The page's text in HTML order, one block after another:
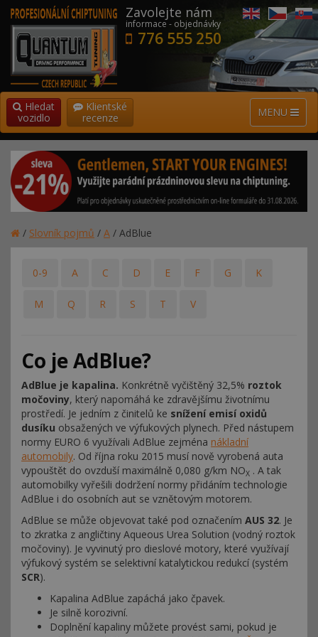
Zavolejte nám
informace - objednávky
776 555 250
MENU
Hledat
vozidlo
Klientské
recenze
/ Slovník pojmů / A / AdBlue
0-9 A C D E F G K
M Q R S T V
Co je AdBlue?
AdBlue je kapalina. Konkrétně vyčištěný 32,5% roztok
močoviny, který napomáhá ke zdravějšímu životnímu
prostředí. Je jedním z činitelů ke snížení emisí oxidů
dusíku obsažených ve výfukových plynech. Před nástupem
normy EURO 6 využívali AdBlue zejména nákladní
automobily. Od října roku 2015 musí nově vyrobená auta
vypouštět do ovzduší maximálně 0,080 g/km NOX . A tak
automobilky vyřešili dodržení normy přidáním technologie
AdBlue i do osobních aut se vznětovým motorem.
AdBlue se může objevovat také pod označením AUS 32. Je
to zkratka z angličtiny Aqueous Urea Solution (vodný roztok
močoviny). Je vyvinutý pro dieslové motory, které využívají
výfukový systém se selektivní katalytickou redukcí (systém
SCR).
Kapalina AdBlue zapáchá jako čpavek.
Je silně korozivní.
Doplnění kapaliny můžete provést sami, pokud je